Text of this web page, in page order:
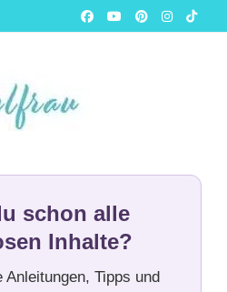
schon alle
Inhalte?
Tipps und